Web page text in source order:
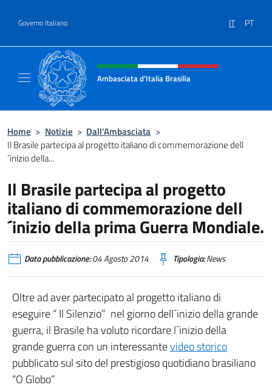
Governo Italiano IT PT
Intestazione sito, social e menù
Ambasciata d'Italia Brasilia
Home > Notizie > Dall’Ambasciata >
Il Brasile partecipa al progetto italiano di commemorazione dell
´inizio della...
Il Brasile partecipa al progetto
italiano di commemorazione dell
´inizio della prima Guerra Mondiale.
Data pubblicazione:04 Agosto 2014 Tipologia:News
Oltre ad aver partecipato al progetto italiano di
eseguire “ Il Silenzio” nel giorno dell´inizio della grande
guerra, il Brasile ha voluto ricordare l´inizio della
grande guerra con un interessantevideo storico
pubblicato sul sito del prestigioso quotidiano brasiliano
“O Globo”